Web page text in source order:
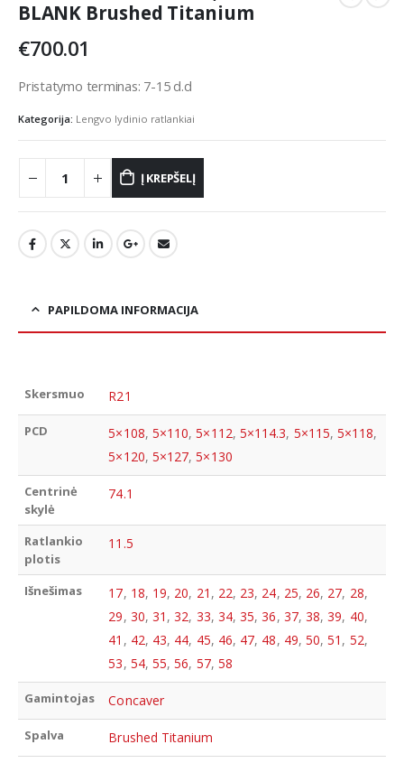
BLANK Brushed Titanium
€700.01
Pristatymo terminas: 7-15 d.d
Kategorija: Lengvo lydinio ratlankiai
Į KREPŠELĮ
PAPILDOMA INFORMACIJA
Skersmuo R21
PCD 5×108, 5×110,5×112, 5×114.3, 5×115,5×118,
5×120, 5×127,5×130
Centrinė
skylė
74.1
Ratlankio
plotis
11.5
Išnešimas 17, 18, 19, 20, 21 , 22, 23, 24, 25, 26, 27, 28,
29, 30, 31 ,32, 33, 34,35,36, 37, 38,39, 40,
41 , 42, 43, 44, 45, 46, 47, 48, 49, 50,51 , 52,
53, 54, 55,56, 57, 58
Gamintojas Concaver
Spalva Brushed Titanium